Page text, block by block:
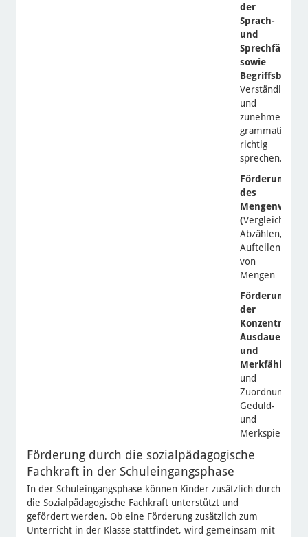
der
Sprach-
und
sowie
Verständlich
und
zunehmend
richtig
sprechen.)
Förderung
des
(Vergleichen,
Abzählen,
Aufteilen
von
Mengen
Förderung
der
Konzentration,
Ausdauer
und
Merkfähigkeit
und
Geduld-
und
Merkspiele)
Förderung durch die sozialpädagogische
Fachkraft in der Schuleingangsphase
In der Schuleingangsphase können Kinder zusätzlich durch
die Sozialpädagogische Fachkraft unterstützt und
gefördert werden. Ob eine Förderung zusätzlich zum
Unterricht in der Klasse stattfindet, wird gemeinsam mit